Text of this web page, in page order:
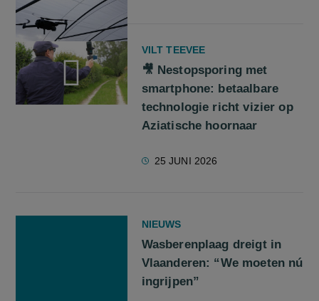
screenreader.play video 🎥 Nestopsporing met
VILT TEEVEE
🎥 Nestopsporing met
smartphone: betaalbare
technologie richt vizier op
Aziatische hoornaar
25 JUNI 2026
NIEUWS
Wasberenplaag dreigt in
Vlaanderen: “We moeten nú
ingrijpen”